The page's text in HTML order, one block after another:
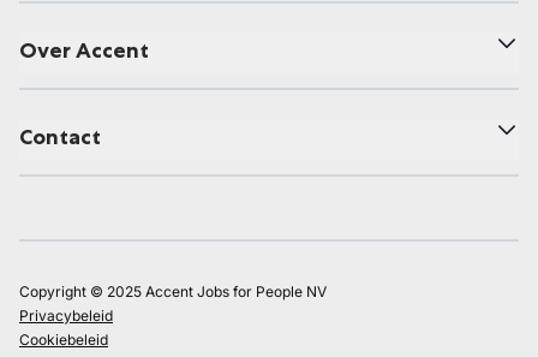
Over Accent
Contact
Copyright © 2025 Accent Jobs for People NV
Privacybeleid
Cookiebeleid